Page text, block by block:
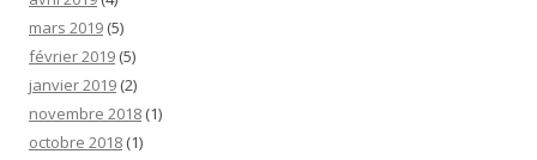
mars 2019 (5)
février 2019 (5)
janvier 2019 (2)
novembre 2018 (1)
octobre 2018 (1)